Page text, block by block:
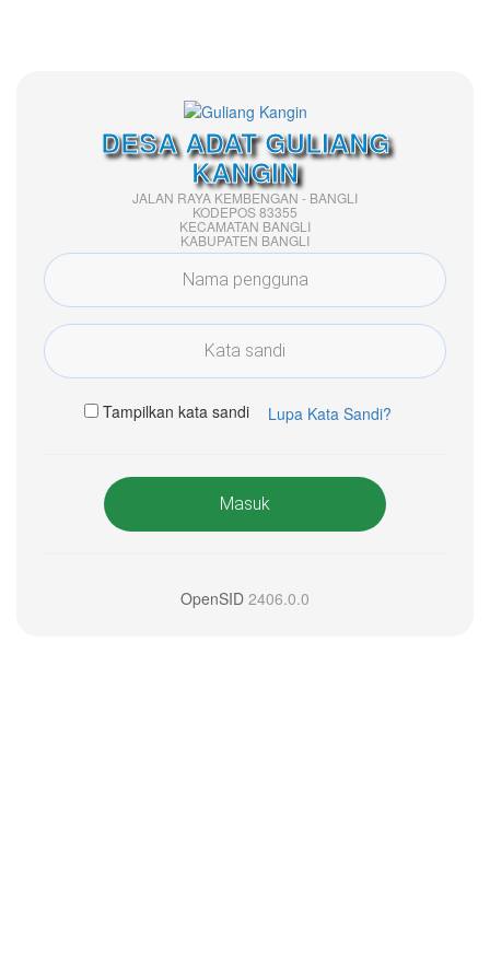
DESA ADAT GULIANG
KANGIN
JALAN RAYA KEMBENGAN - BANGLI
KODEPOS 83355
KECAMATAN BANGLI
KABUPATEN BANGLI
Tampilkan kata sandi Lupa Kata Sandi?
Masuk
OpenSID 2406.0.0